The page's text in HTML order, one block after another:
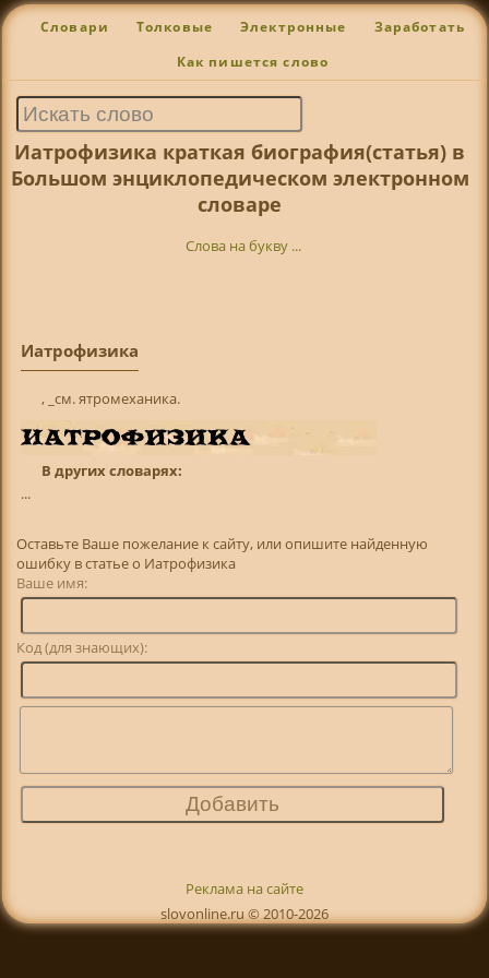
Словари Толковые Электронные Заработать
Как пишется слово
Иатрофизика краткая биография(статья) в
Большом энциклопедическом электронном
словаре
Слова на букву ...
Иатрофизика
, _см. ятромеханика.
В других словарях:
...
Оставьте Ваше пожелание к сайту, или опишите найденную
ошибку в статье о Иатрофизика
Ваше имя:
Код (для знающих):
Реклама на сайте
slovonline.ru © 2010-2026